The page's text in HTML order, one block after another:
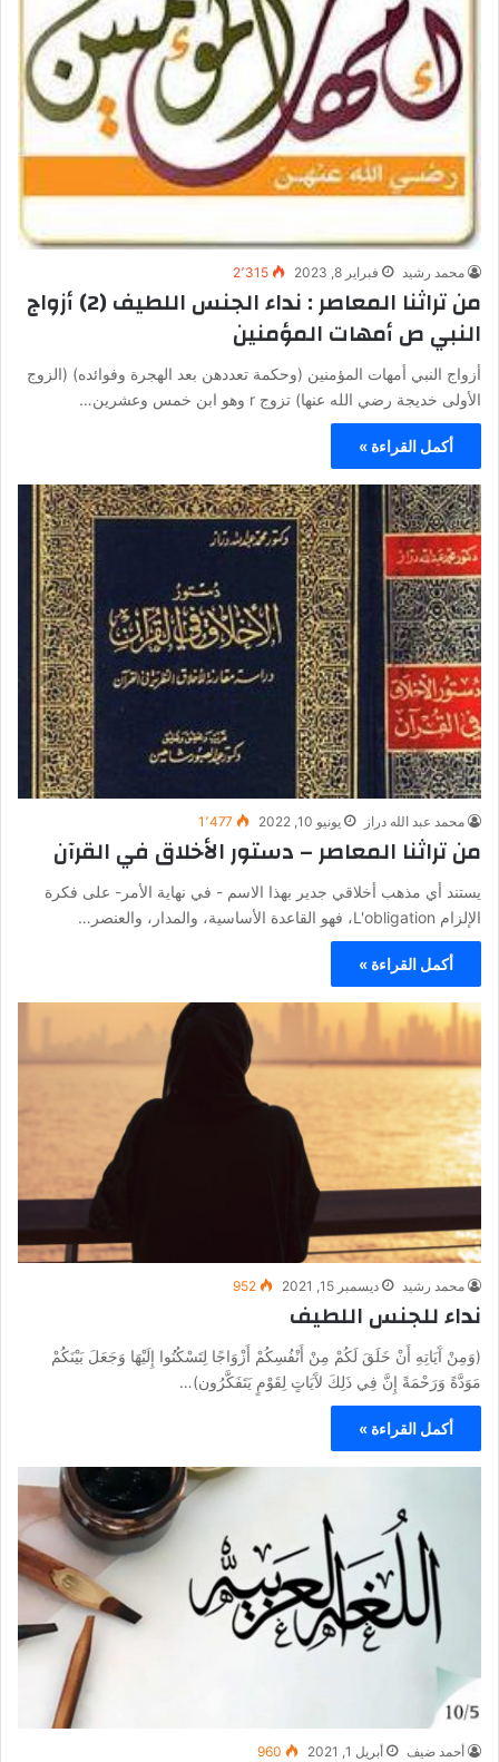
محمد رشيد فبراير 8, 2023 2٬315
من تراثنا المعاصر : نداء الجنس اللطيف (2) أزواج
النبي ص أمهات المؤمنين
أزواج النبي أمهات المؤمنين (وحكمة تعددهن بعد الهجرة وفوائده) (الزوج
الأولى خديجة رضي الله عنها) تزوج r وهو ابن خمس وعشرين…
أكمل القراءة »
محمد عبد الله دراز يونيو 10, 2022 1٬477
من تراثنا المعاصر – دستور الأخلاق في القرآن
يستند أي مذهب أخلاقي جدير بهذا الاسم - في نهاية الأمر- على فكرة
الإلزام L'obligation، فهو القاعدة الأساسية، والمدار، والعنصر…
أكمل القراءة »
محمد رشيد ديسمبر 15, 2021 952
نداء للجنس اللطيف
(وَمِنْ آَيَاتِهِ أَنْ خَلَقَ لَكُمْ مِنْ أَنْفُسِكُمْ أَزْوَاجًا لِتَسْكُنُوا إِلَيْهَا وَجَعَلَ بَيْنَكُمْ
مَوَدَّةً وَرَحْمَةً إِنَّ فِي ذَلِكَ لآَيَاتٍ لِقَوْمٍ يَتَفَكَّرُون)…
أكمل القراءة »
أحمد ضيف أبريل 1, 2021 960